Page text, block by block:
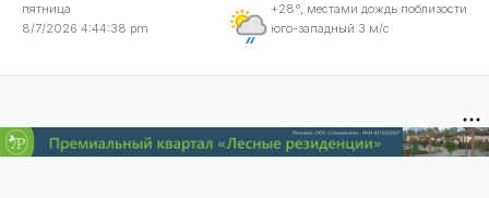
пятница
8/7/2026 4:44:38 pm
+28°, местами дождь поблизости
юго-западный 3 м/с